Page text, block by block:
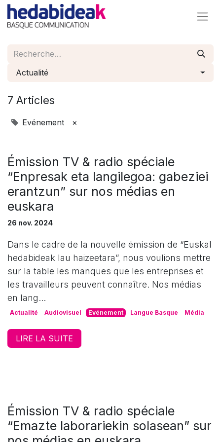
Actualité
7 Articles
Evénement ×
Émission TV & radio spéciale
“Enpresak eta langilegoa: gabeziei
erantzun” sur nos médias en
euskara
26 nov. 2024
Dans le cadre de la nouvelle émission de “Euskal
hedabideak lau haizeetara”, nous voulions mettre
sur la table les manques que les entreprises et
les travailleurs peuvent connaître. Nos médias
en lang...
Actualité Audiovisuel Evénement Langue Basque Média
LIRE LA SUITE
Émission TV & radio spéciale
“Emazte laborariekin solasean” sur